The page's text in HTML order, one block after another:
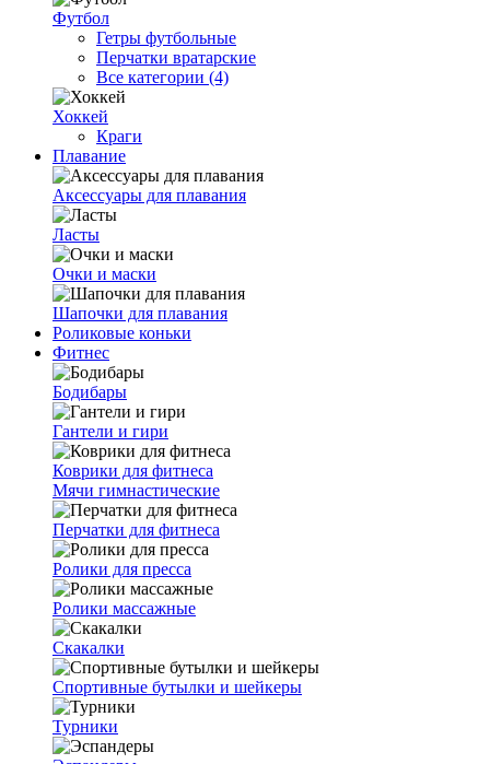
Футбол
Гетры футбольные
Перчатки вратарские
Все категории (4)
Хоккей
Краги
Плавание
Аксессуары для плавания
Ласты
Очки и маски
Шапочки для плавания
Роликовые коньки
Фитнес
Бодибары
Гантели и гири
Коврики для фитнеса
Мячи гимнастические
Перчатки для фитнеса
Ролики для пресса
Ролики массажные
Скакалки
Спортивные бутылки и шейкеры
Турники